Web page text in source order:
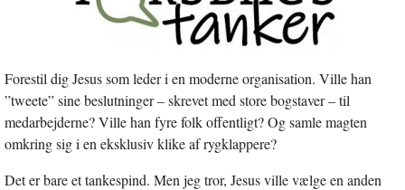
Forestil dig Jesus som leder i en moderne organisation. Ville han
”tweete” sine beslutninger – skrevet med store bogstaver – til
medarbejderne? Ville han fyre folk offentligt? Og samle magten
omkring sig i en eksklusiv klike af rygklappere?
Det er bare et tankespind. Men jeg tror, Jesus ville vælge en anden